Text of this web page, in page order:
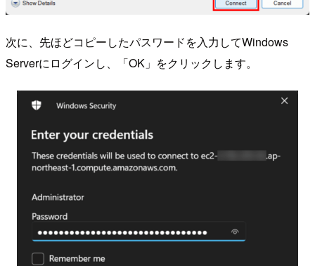
次に、先ほどコピーしたパスワードを入力してWindows
Serverにログインし、「OK」をクリックします。